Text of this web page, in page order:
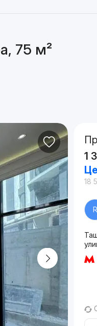
75 м²
1
18
R